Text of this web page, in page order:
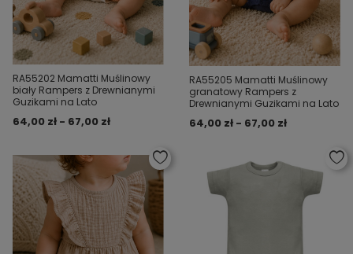
RA55202 Mamatti Muślinowy
biały Rampers z Drewnianymi
Guzikami na Lato
64,00 zł - 67,00 zł
RA55205 Mamatti Muślinowy
granatowy Rampers z
Drewnianymi Guzikami na Lato
64,00 zł - 67,00 zł